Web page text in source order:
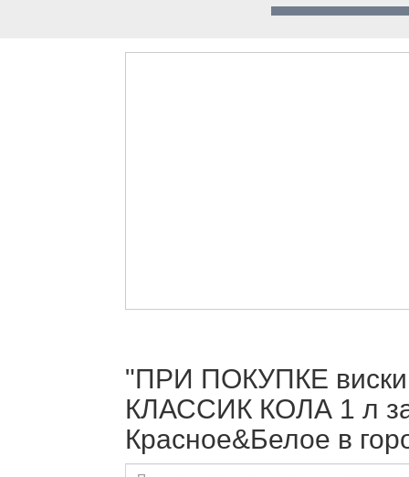
"ПРИ ПОКУПКЕ
КЛАССИК КОЛА 1 л за
Красное&Белое в